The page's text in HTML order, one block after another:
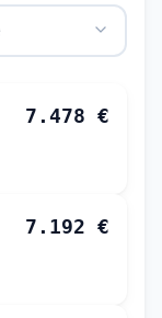
7.478 €
7.192 €